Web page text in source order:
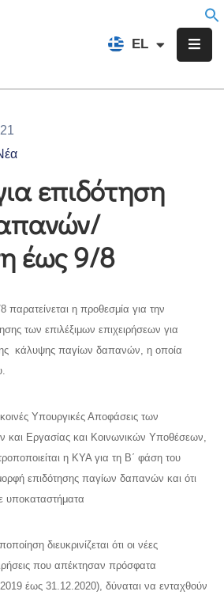
EL
FR
επιδότηση
έως 9/8
παρατείνεται η προθεσμία για την
των επιλέξιμων επιχειρήσεων για
κάλυψης παγίων δαπανών, η οποία
Υπουργικές Αποφάσεις των
και Εργασίας και Κοινωνικών Υποθέσεων,
η ΚΥΑ για τη Β΄ φάση του
επιδότησης παγίων δαπανών και ότι
υποκαταστήματα
διευκρινίζεται ότι οι νέες
που απέκτησαν πρόσφατα
έως 31.12.2020), δύναται να ενταχθούν